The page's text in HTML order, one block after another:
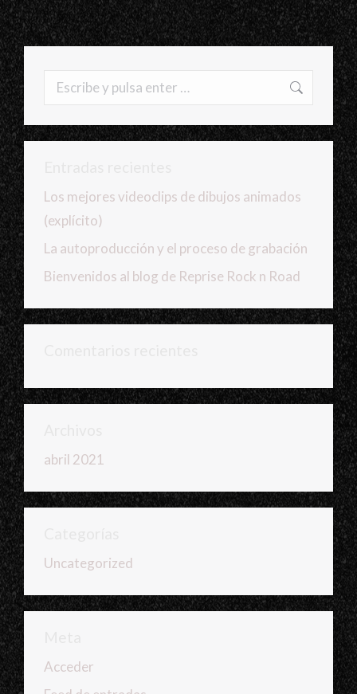
Buscar:
Los mejores videoclips de dibujos animados
(explícito)
La autoproducción y el proceso de grabación
Bienvenidos al blog de Reprise Rock n Road
abril 2021
Uncategorized
Acceder